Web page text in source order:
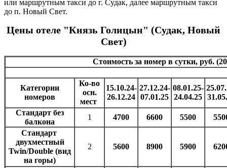
или маршрутным такси до г. Судак, далее маршрутным такси
до п. Новый Свет.
Цены отеле "Князь Голицын" (Судак, Новый
Свет)
Стоимость за номер в сутки, руб.
Категории
номеров
Ко-во
осн.
мест
15.10.24-
26.12.24
27.12.24-
07.01.25
08.01.25-
24.04.25
Стандарт без
балкона
1 4700 6600 5500
Стандарт
двухместный
Twin/Double (вид
на горы)
2 5600 8900 5900